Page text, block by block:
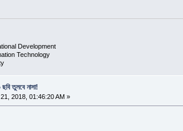
Development
Technology
তুলবে নাসা!
2018, 01:46:20 AM »